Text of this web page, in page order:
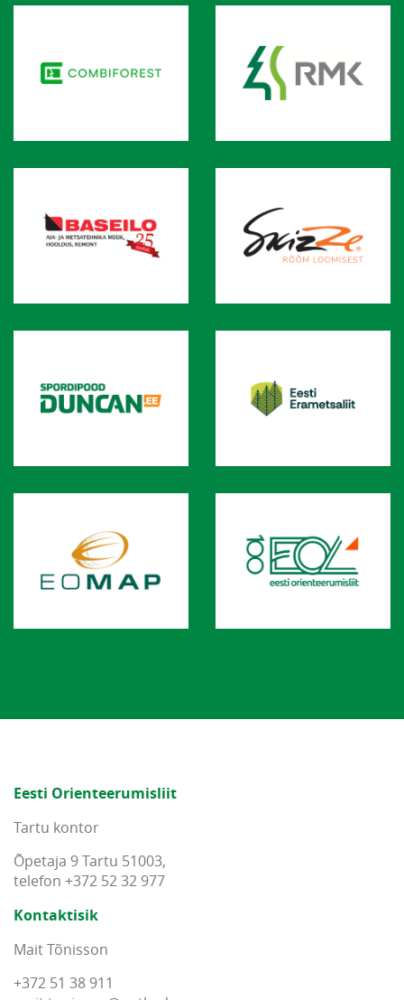
Eesti Orienteerumisliit
Tartu kontor
Õpetaja 9 Tartu 51003,
telefon +372 52 32 977
Kontaktisik
Mait Tõnisson
+372 51 38 911